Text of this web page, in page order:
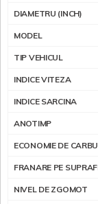
DIAMETRU (INCH)
MODEL
TIP VEHICUL
INDICE VITEZA
INDICE SARCINA
ANOTIMP
ECONOMIE DE
FRANARE PE
NIVEL DE ZGOMOT